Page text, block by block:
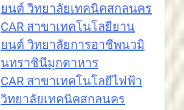
ยนต์ วิทยาลัยเทคนิคสกลนคร
CAR สาขาเทคโนโลยียาน
ยนต์ วิทยาลัยการอาชีพนวมิ
นทราชินีมุกดาหาร
CAR สาขาเทคโนโลยีไฟฟ้า
วิทยาลัยเทคนิคสกลนคร